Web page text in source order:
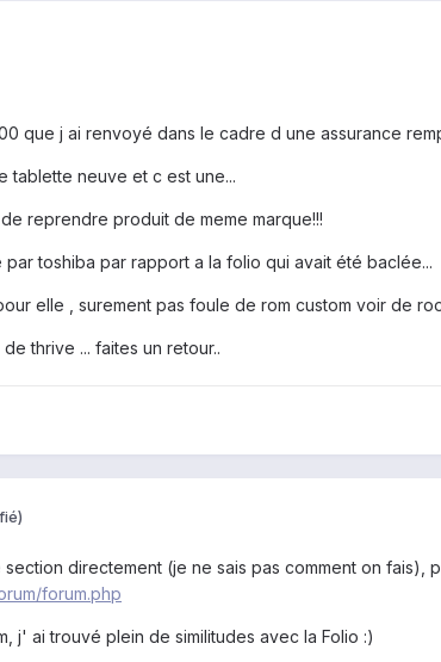
que j ai renvoyé dans le cadre d une assurance
tablette neuve et c est une...
reprendre produit de meme marque!!!
toshiba par rapport a la folio qui avait été baclée...
elle , surement pas foule de rom custom voir de
thrive ... faites un retour..
directement (je ne sais pas comment on
forum.php
j' ai trouvé plein de similitudes avec la Folio :)